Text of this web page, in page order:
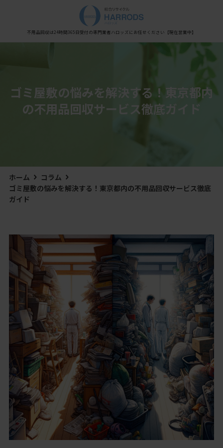
不用品回収は24時間365日受付の専門業者ハロッズにお任せください 【現在営業中】
/home/xs0909/kaisyu-fuyouhin.com/public_html/wp-content/themes/hestia/inc/views/blog/class-
ゴミ屋敷の悩みを解決する！東京都内
の不用品回収サービス徹底ガイド
ホーム
コラム
ゴミ屋敷の悩みを解決する！東京都内の不用品回収サービス徹底
ガイド